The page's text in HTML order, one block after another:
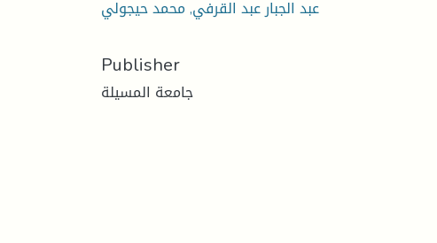
عبد الجبار عبد القرفي, محمد حيجولي
Publisher
جامعة المسيلة